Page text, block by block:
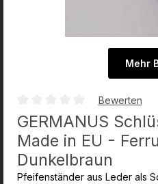
Mehr
Durchschnittliche Bewertung
Bewerten
GERMANUS
Made in EU -
Dunkelbraun
Pfeifenständer aus Leder als